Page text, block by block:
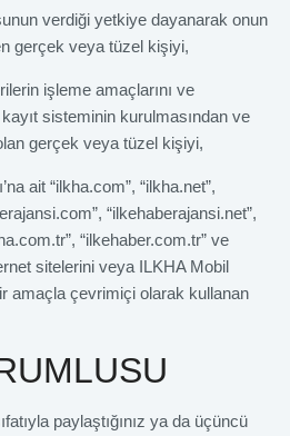
verdiği yetkiye dayanarak onun
gerçek veya tüzel kişiyi,
işleme amaçlarını ve
sisteminin kurulmasından ve
gerçek veya tüzel kişiyi,
ait “ilkha.com”, “ilkha.net”,
“ilkehaberajansi.net”,
“ilkehaber.com.tr” ve
sitelerini veya ILKHA Mobil
amaçla çevrimiçi olarak kullanan
paylaştığınız ya da üçüncü